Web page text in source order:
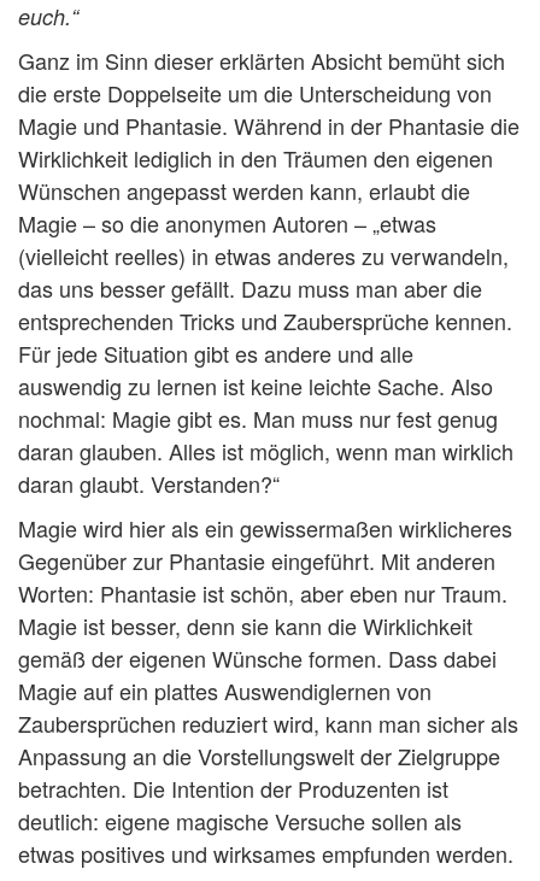
euch.“
Ganz im Sinn dieser erklärten Absicht bemüht sich
die erste Doppelseite um die Unterscheidung von
Magie und Phantasie. Während in der Phantasie die
Wirklichkeit lediglich in den Träumen den eigenen
Wünschen angepasst werden kann, erlaubt die
Magie – so die anonymen Autoren – „etwas
(vielleicht reelles) in etwas anderes zu verwandeln,
das uns besser gefällt. Dazu muss man aber die
entsprechenden Tricks und Zaubersprüche kennen.
Für jede Situation gibt es andere und alle
auswendig zu lernen ist keine leichte Sache. Also
nochmal: Magie gibt es. Man muss nur fest genug
daran glauben. Alles ist möglich, wenn man wirklich
daran glaubt. Verstanden?“
Magie wird hier als ein gewissermaßen wirklicheres
Gegenüber zur Phantasie eingeführt. Mit anderen
Worten: Phantasie ist schön, aber eben nur Traum.
Magie ist besser, denn sie kann die Wirklichkeit
gemäß der eigenen Wünsche formen. Dass dabei
Magie auf ein plattes Auswendiglernen von
Zaubersprüchen reduziert wird, kann man sicher als
Anpassung an die Vorstellungswelt der Zielgruppe
betrachten. Die Intention der Produzenten ist
deutlich: eigene magische Versuche sollen als
etwas positives und wirksames empfunden werden.